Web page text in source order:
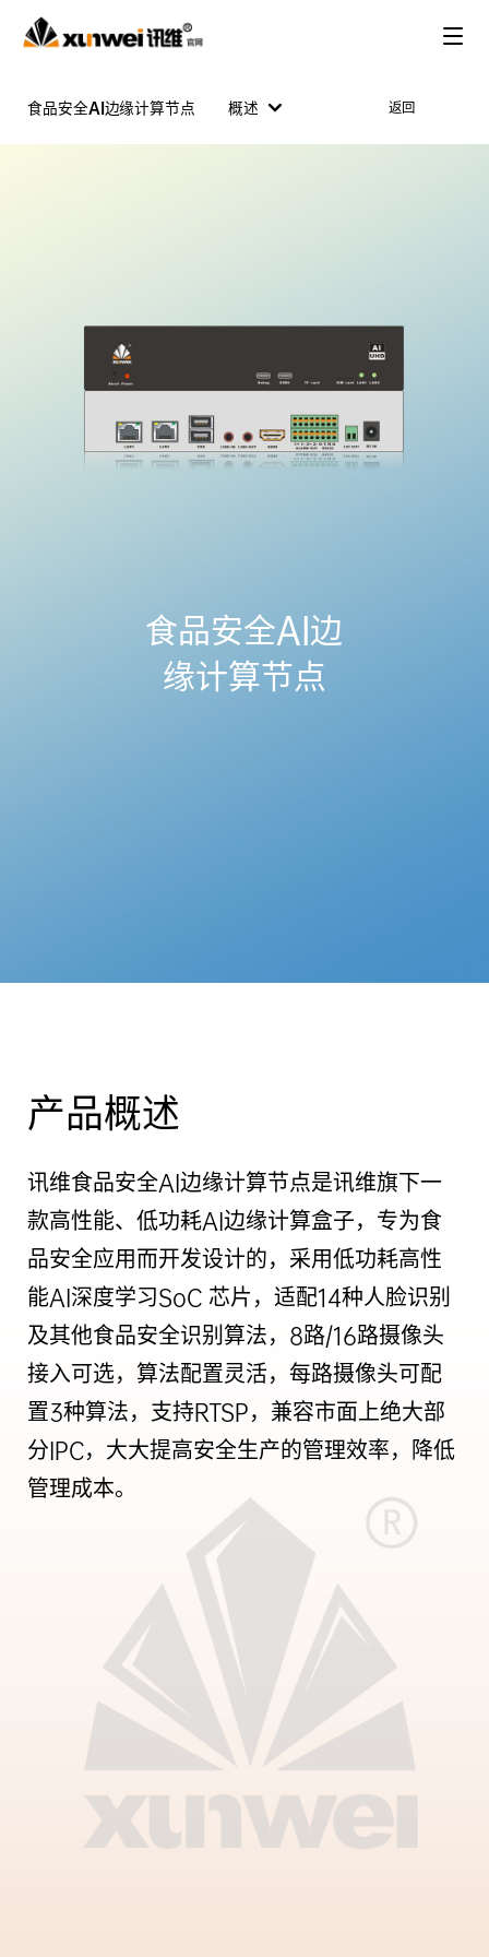
食品安全AI边缘计算节点 概述 返回
食品安全AI边
缘计算节点
产品概述
讯维食品安全AI边缘计算节点是讯维旗下一
款高性能、低功耗AI边缘计算盒子，专为食
品安全应用而开发设计的，采用低功耗高性
能AI深度学习SoC 芯片，适配14种人脸识别
及其他食品安全识别算法，8路/16路摄像头
接入可选，算法配置灵活，每路摄像头可配
置3种算法，支持RTSP，兼容市面上绝大部
分IPC，大大提高安全生产的管理效率，降低
管理成本。